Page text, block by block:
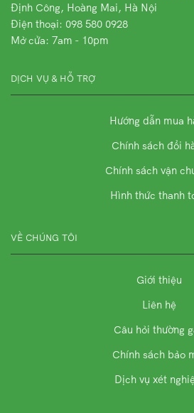
Định Công, Hoàng Mai, Hà Nội
Điện thoại: 098 580 0928
Mở cửa: 7am - 10pm
DỊCH VỤ & HỖ TRỢ
Hướng dẫn mua
Chính sách đổi
Chính sách vận
Hình thức thanh
VỀ CHÚNG TÔI
Giới thiệu
Liên hệ
Câu hỏi thường
Chính sách bảo
Dịch vụ xét